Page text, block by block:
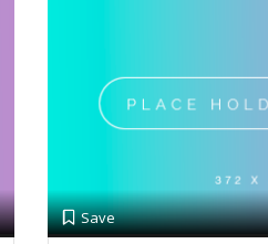
Save